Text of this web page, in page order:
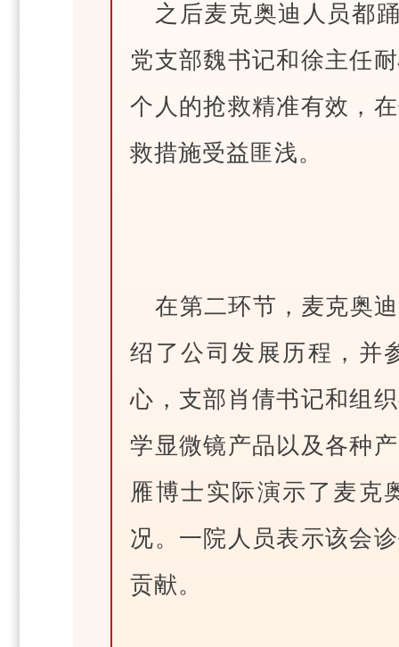
之后麦克奥迪人员都
党支部魏书记和徐主任
个人的抢救精准有效，
救措施受益匪浅。
在第二环节，麦克奥
绍了公司发展历程，并
心，支部肖倩书记和组
学显微镜产品以及各种
雁博士实际演示了麦克
况。一院人员表示该会
贡献。